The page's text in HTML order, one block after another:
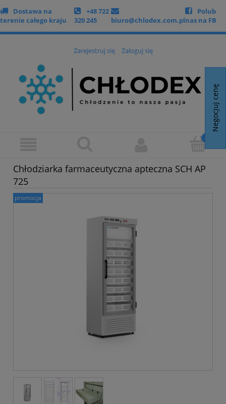
Dostawa na
terenie całego kraju
+48 722
320 245
biuro@chlodex.com.pl
Polub
nas na FB
Zarejestruj się Zaloguj się
Chłodziarka farmaceutyczna apteczna SCH AP
725
promocja
Negocjuj cenę